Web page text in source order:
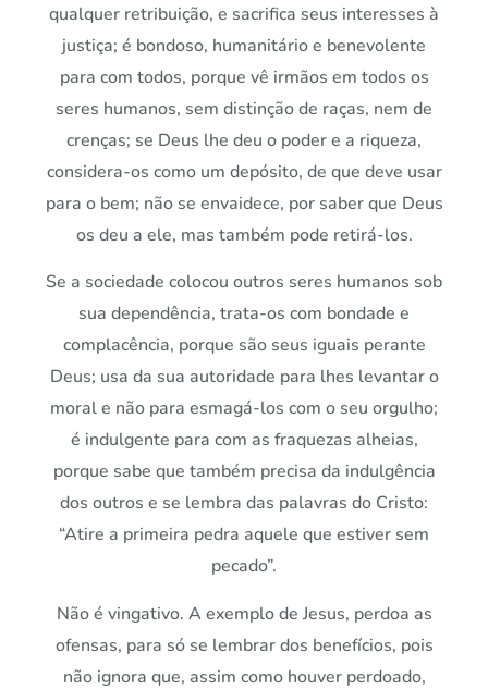
qualquer retribuição, e sacrifica seus interesses à
justiça; é bondoso, humanitário e benevolente
para com todos, porque vê irmãos em todos os
seres humanos, sem distinção de raças, nem de
crenças; se Deus lhe deu o poder e a riqueza,
considera-os como um depósito, de que deve usar
para o bem; não se envaidece, por saber que Deus
os deu a ele, mas também pode retirá-los.
Se a sociedade colocou outros seres humanos sob
sua dependência, trata-os com bondade e
complacência, porque são seus iguais perante
Deus; usa da sua autoridade para lhes levantar o
moral e não para esmagá-los com o seu orgulho;
é indulgente para com as fraquezas alheias,
porque sabe que também precisa da indulgência
dos outros e se lembra das palavras do Cristo:
“Atire a primeira pedra aquele que estiver sem
pecado”.
Não é vingativo. A exemplo de Jesus, perdoa as
ofensas, para só se lembrar dos benefícios, pois
não ignora que, assim como houver perdoado,